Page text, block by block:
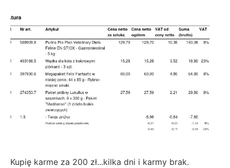
Kupię karme za 200 zł...kilka dni i karmy brak.